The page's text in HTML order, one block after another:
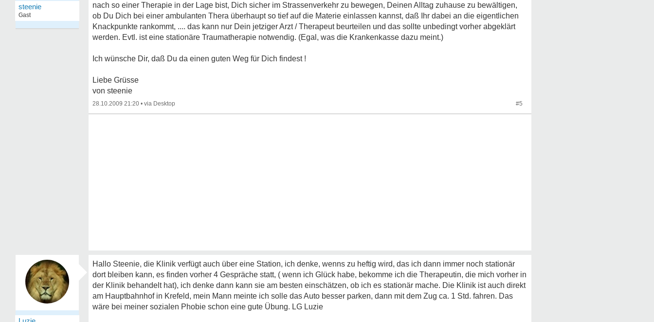
steenie
Gast
nach so einer Therapie in der Lage bist, Dich sicher im Strassenverkehr zu bewegen, Deinen Alltag zuhause zu bewältigen,
ob Du Dich bei einer ambulanten Thera überhaupt so tief auf die Materie einlassen kannst, daß Ihr dabei an die eigentlichen
Knackpunkte rankommt, .... das kann nur Dein jetziger Arzt / Therapeut beurteilen und das sollte unbedingt vorher abgeklärt
werden. Evtl. ist eine stationäre Traumatherapie notwendig. (Egal, was die Krankenkasse dazu meint.)
Ich wünsche Dir, daß Du da einen guten Weg für Dich findest !
Liebe Grüsse
von steenie
28.10.2009 21:20 • #5
Hallo Steenie, die Klinik verfügt auch über eine Station, ich denke, wenns zu heftig wird, das ich dann immer noch stationär
dort bleiben kann, es finden vorher 4 Gespräche statt, ( wenn ich Glück habe, bekomme ich die Therapeutin, die mich vorher in
der Klinik behandelt hat), ich denke dann kann sie am besten einschätzen, ob ich es stationär mache. Die Klinik ist auch direkt
am Hauptbahnhof in Krefeld, mein Mann meinte ich solle das Auto besser parken, dann mit dem Zug ca. 1 Std. fahren. Das
wäre bei meiner sozialen Phobie schon eine gute Übung. LG Luzie